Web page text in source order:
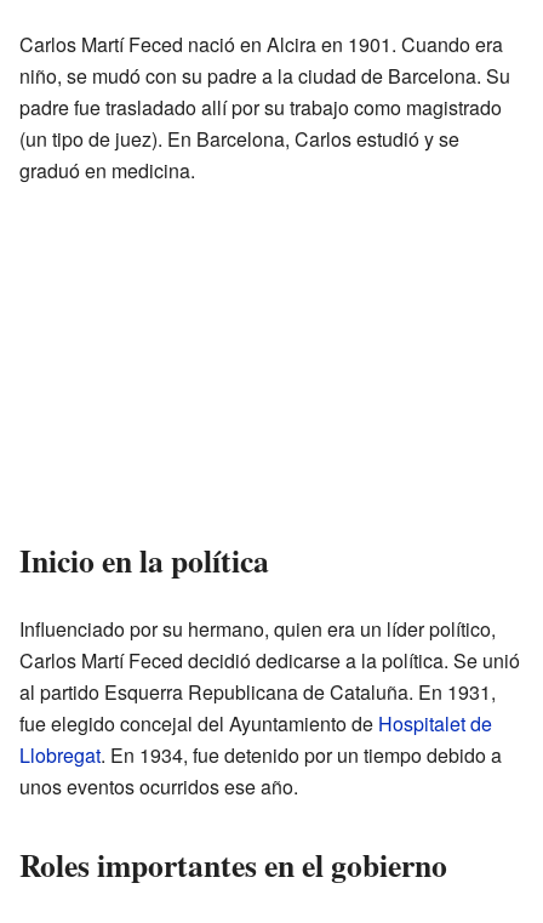
Carlos Martí Feced nació en Alcira en 1901. Cuando era
niño, se mudó con su padre a la ciudad de Barcelona. Su
padre fue trasladado allí por su trabajo como magistrado
(un tipo de juez). En Barcelona, Carlos estudió y se
graduó en medicina.
Inicio en la política
Influenciado por su hermano, quien era un líder político,
Carlos Martí Feced decidió dedicarse a la política. Se unió
al partido Esquerra Republicana de Cataluña. En 1931,
fue elegido concejal del Ayuntamiento de Hospitalet de
Llobregat. En 1934, fue detenido por un tiempo debido a
unos eventos ocurridos ese año.
Roles importantes en el gobierno